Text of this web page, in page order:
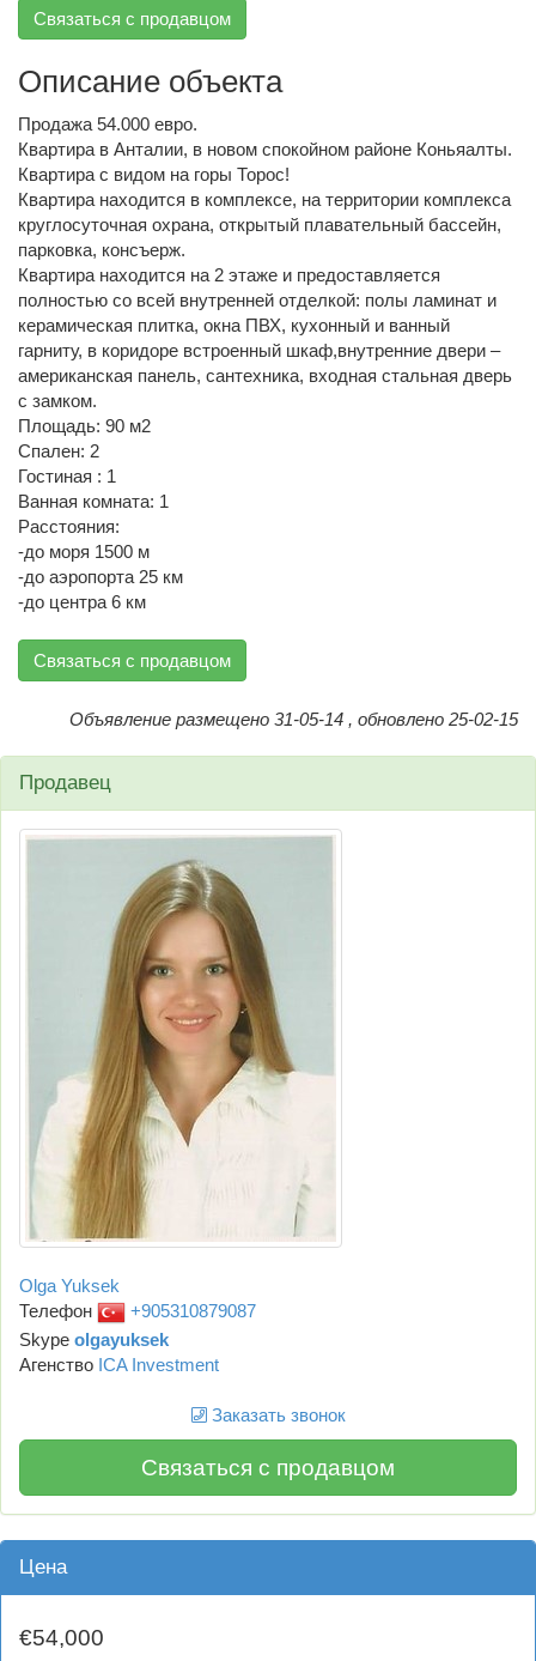
Связаться с продавцом
Описание объекта
Продажа 54.000 евро.
Квартира в Анталии, в новом спокойном районе Коньяалты.
Квартира с видом на горы Торос!
Квартира находится в комплексе, на территории комплекса
круглосуточная охрана, открытый плавательный бассейн,
парковка, консъерж.
Квартира находится на 2 этаже и предоставляется
полностью со всей внутренней отделкой: полы ламинат и
керамическая плитка, окна ПВХ, кухонный и ванный
гарниту, в коридоре встроенный шкаф,внутренние двери –
американская панель, сантехника, входная стальная дверь
с замком.
Площадь: 90 м2
Спален: 2
Гостиная : 1
Ванная комната: 1
Расстояния:
-до моря 1500 м
-до аэропорта 25 км
-до центра 6 км
Связаться с продавцом
Объявление размещено 31-05-14 , обновлено 25-02-15
Продавец
Olga Yuksek
Телефон
+905310879087
Skype olgayuksek
Агенство ICA Investment
Заказать звонок
Связаться с продавцом
Цена
€54,000